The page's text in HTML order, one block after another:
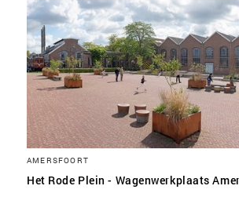
AMERSFOORT
Het Rode Plein - Wagenwerkplaats